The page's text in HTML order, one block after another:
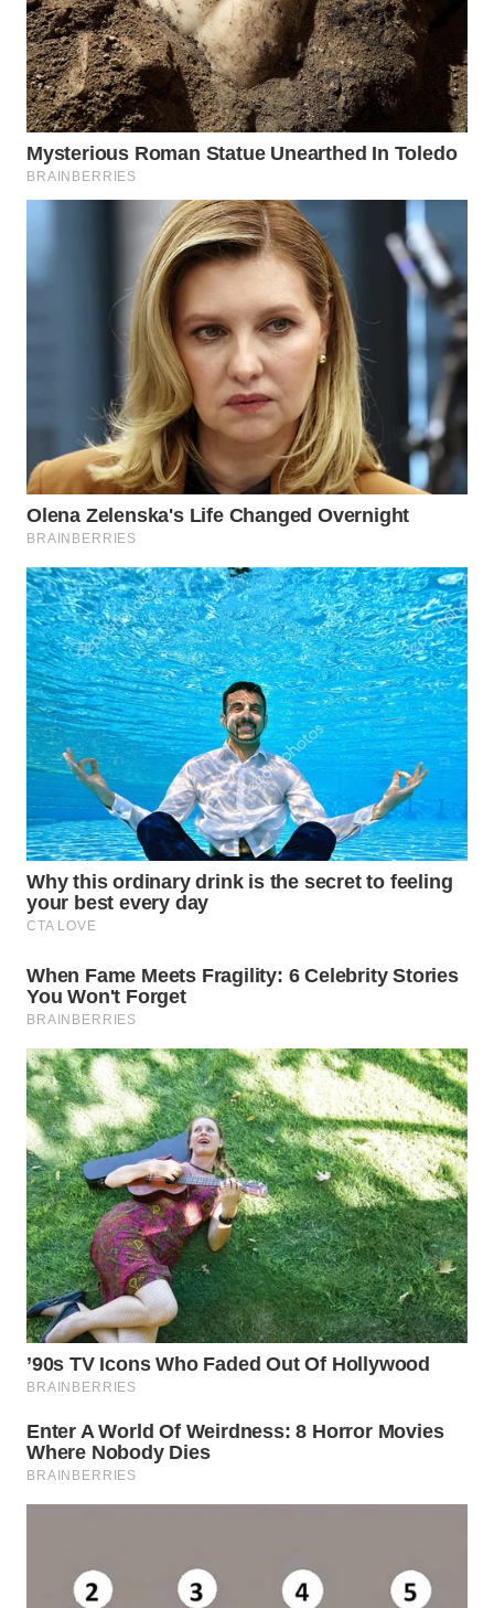
SIMALUNGUN
WN
LABUHANBATU
WN
TAPANULI
TENGAH
WN
PAKPAK
WN
KARAWANG
WN
BEKASI
WN
BOGOR
WN
DEPOK
WN
TAPANULI
UTARA
SAMOSIR
PADANG
LAWAS
WN
SUMEDANG
WN
CIANJUR
WN
KEPULAUAN
TANGERANG
WN
CIREBON